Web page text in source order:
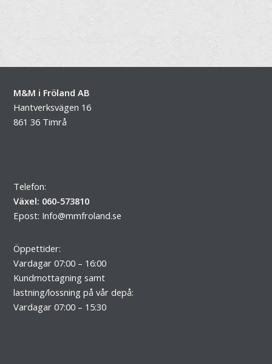
M&M i Fröland AB
Hantverksvägen 16
861 36 Timrå
Telefon:
Växel: 060-573810
Epost: Info@mmfroland.se
Öppettider:
Vardagar 07:00 – 16:00
Kundmottagning samt
lastning/lossning på vår depå:
Vardagar 07:00 – 15:30